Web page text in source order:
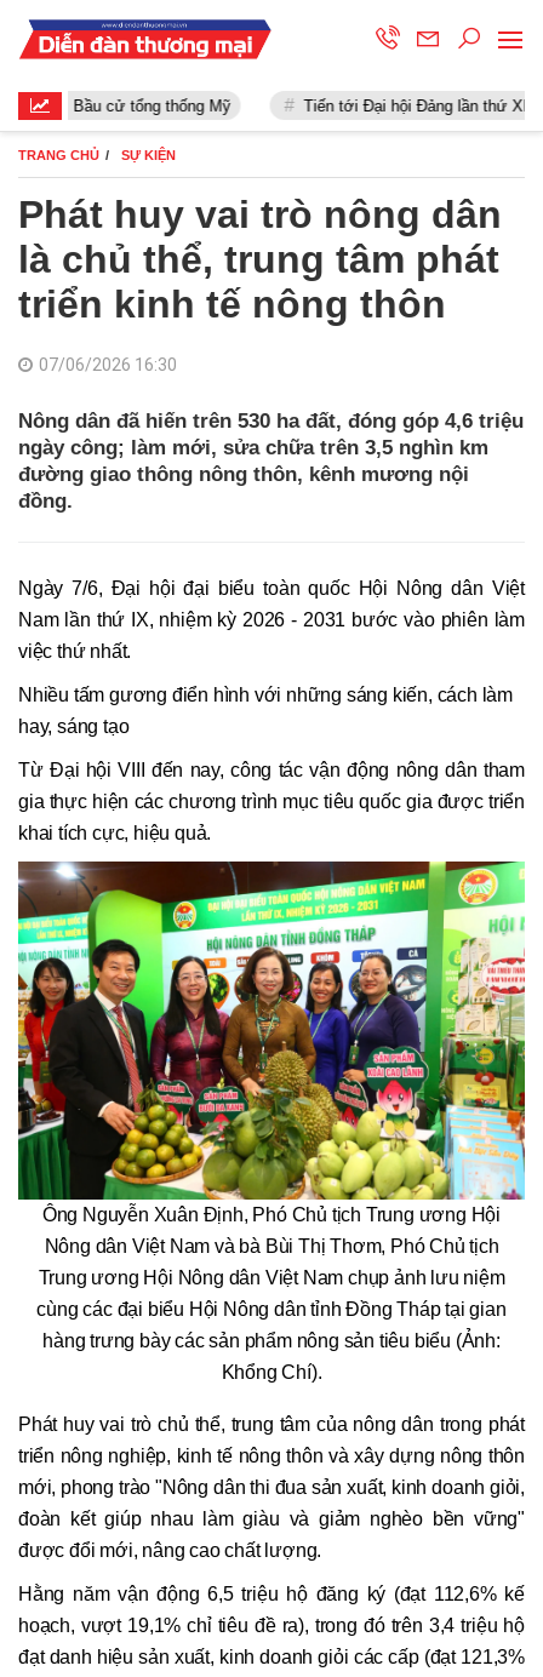
Bầu cử tổng thống Mỹ Tiến tới Đại hội Đảng lần thứ XIII
TRANG CHỦ SỰ KIỆN
Phát huy vai trò nông dân
là chủ thể, trung tâm phát
triển kinh tế nông thôn
07/06/2026 16:30
Nông dân đã hiến trên 530 ha đất, đóng góp 4,6 triệu
ngày công; làm mới, sửa chữa trên 3,5 nghìn km
đường giao thông nông thôn, kênh mương nội
đồng.
Ngày 7/6, Đại hội đại biểu toàn quốc Hội Nông dân Việt
Nam lần thứ IX, nhiệm kỳ 2026 - 2031 bước vào phiên làm
việc thứ nhất.
Nhiều tấm gương điển hình với những sáng kiến, cách làm
hay, sáng tạo
Từ Đại hội VIII đến nay, công tác vận động nông dân tham
gia thực hiện các chương trình mục tiêu quốc gia được triển
khai tích cực, hiệu quả.
Ông Nguyễn Xuân Định, Phó Chủ tịch Trung ương Hội
Nông dân Việt Nam và bà Bùi Thị Thơm, Phó Chủ tịch
Trung ương Hội Nông dân Việt Nam chụp ảnh lưu niệm
cùng các đại biểu Hội Nông dân tỉnh Đồng Tháp tại gian
hàng trưng bày các sản phẩm nông sản tiêu biểu (Ảnh:
Khổng Chí).
Phát huy vai trò chủ thể, trung tâm của nông dân trong phát
triển nông nghiệp, kinh tế nông thôn và xây dựng nông thôn
mới, phong trào "Nông dân thi đua sản xuất, kinh doanh giỏi,
đoàn kết giúp nhau làm giàu và giảm nghèo bền vững"
được đổi mới, nâng cao chất lượng.
Hằng năm vận động 6,5 triệu hộ đăng ký (đạt 112,6% kế
hoạch, vượt 19,1% chỉ tiêu đề ra), trong đó trên 3,4 triệu hộ
đạt danh hiệu sản xuất, kinh doanh giỏi các cấp (đạt 121,3%